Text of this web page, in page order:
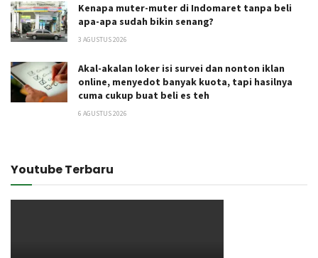
Kenapa muter-muter di Indomaret tanpa beli
apa-apa sudah bikin senang?
3 AGUSTUS 2026
Akal-akalan loker isi survei dan nonton iklan
online, menyedot banyak kuota, tapi hasilnya
cuma cukup buat beli es teh
6 AGUSTUS 2026
Youtube Terbaru